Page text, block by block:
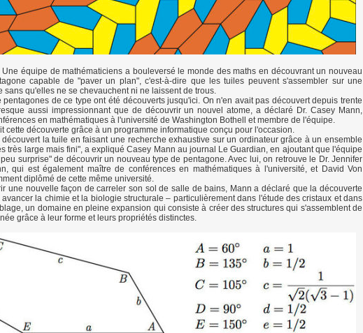
Une équipe de mathématiciens a bouleversé le monde des maths en découvrant un nouveau
capable de "paver un plan", c'est-à-dire que les tuiles peuvent s'assembler sur une
sans qu'elles ne se chevauchent ni ne laissent de trous.
pentagones de ce type ont été découverts jusqu'ici. On n'en avait pas découvert depuis trente
aussi impressionnant que de découvrir un nouvel atome, a déclaré Dr. Casey Mann,
en mathématiques à l'université de Washington Bothell et membre de l'équipe.
cette découverte grâce à un programme informatique conçu pour l'occasion.
la tuile en faisant une recherche exhaustive sur un ordinateur grâce à un ensemble
très large mais fini", a expliqué Casey Mann au journal Le Guardian, en ajoutant que l'équipe
surprise" de découvrir un nouveau type de pentagone. Avec lui, on retrouve le Dr. Jennifer
qui est également maître de conférences en mathématiques à l'université, et David Von
diplômé de cette même université.
une nouvelle façon de carreler son sol de salle de bains, Mann a déclaré que la découverte
la chimie et la biologie structurale – particulièrement dans l'étude des cristaux et dans
un domaine en pleine expansion qui consiste à créer des structures qui s'assemblent de
grâce à leur forme et leurs propriétés distinctes.